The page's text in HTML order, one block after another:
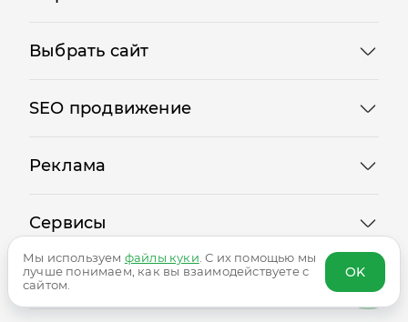
Сервисы
Мы используем файлы куки . С их помощью мы
лучше понимаем, как вы взаимодействуете с
сайтом.
OK